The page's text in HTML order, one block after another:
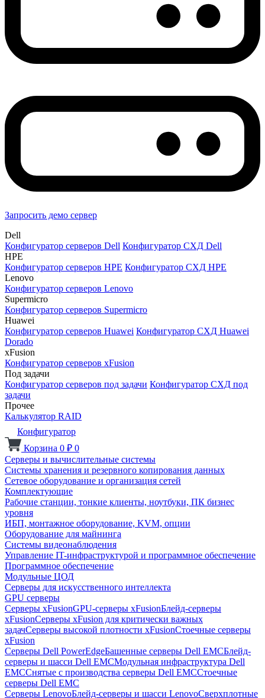
Запросить демо сервер
Dell
Конфигуратор серверов Dell Конфигуратор СХД Dell
HPE
Конфигуратор серверов HPE Конфигуратор СХД HPE
Lenovo
Конфигуратор серверов Lenovo
Supermicro
Конфигуратор серверов Supermicro
Huawei
Конфигуратор серверов Huawei Конфигуратор СХД Huawei
Dorado
xFusion
Конфигуратор серверов xFusion
Под задачи
Конфигуратор серверов под задачи Конфигуратор СХД под
задачи
Прочее
Калькулятор RAID
Конфигуратор
Корзина 0 ₽ 0
Серверы и вычислительные системы
Системы хранения и резервного копирования данных
Сетевое оборудование и организация сетей
Комплектующие
Рабочие станции, тонкие клиенты, ноутбуки, ПК бизнес
уровня
ИБП, монтажное оборудование, KVM, опции
Оборудование для майнинга
Системы видеонаблюдения
Управление IT-инфраструктурой и программное обеспечение
Программное обеспечение
Модульные ЦОД
Серверы для искусственного интеллекта
GPU серверы
Серверы xFusionGPU-серверы xFusionБлейд-серверы
xFusionСерверы xFusion для критически важных
задачСерверы высокой плотности xFusionСтоечные серверы
xFusion
Серверы Dell PowerEdgeБашенные серверы Dell EMCБлейд-
серверы и шасси Dell EMCМодульная инфраструктура Dell
EMCСнятые с производства серверы Dell EMCСтоечные
серверы Dell EMC
Серверы LenovoБлейд-серверы и шасси LenovoСверхплотные